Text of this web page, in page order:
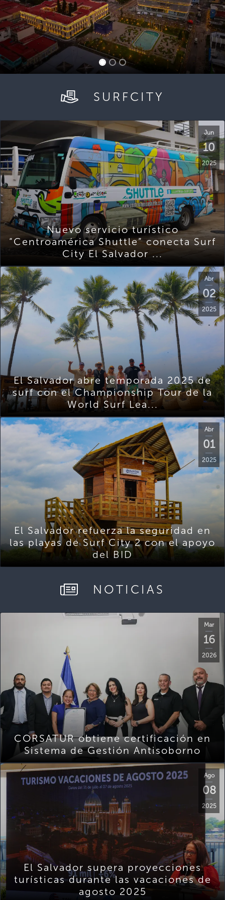
SURFCITY
Jun
10
2025
Nuevo servicio turístico
“Centroamérica Shuttle” conecta Surf
City El Salvador ...
Abr
02
2025
El Salvador abre temporada 2025 de
surf con el Championship Tour de la
World Surf Lea...
Abr
01
2025
El Salvador refuerza la seguridad en
las playas de Surf City 2 con el apoyo
del BID
NOTICIAS
Mar
16
2026
CORSATUR obtiene certificación en
Sistema de Gestión Antisoborno
Ago
08
2025
El Salvador supera proyecciones
turísticas durante las vacaciones de
agosto 2025